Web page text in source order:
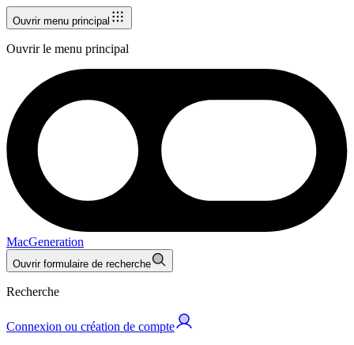
Ouvrir menu principal
Ouvrir le menu principal
MacGeneration
Ouvrir formulaire de recherche
Recherche
Connexion ou création de compte